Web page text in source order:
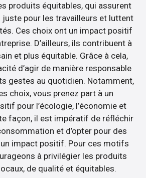
produits équitables, qui assurent
juste pour les travailleurs et luttent
Ces choix ont un impact positif
D’ailleurs, ils contribuent à
et plus équitable. Grâce à cela,
d’agir de manière responsable
gestes au quotidien. Notamment,
choix, vous prenez part à un
pour l’écologie, l’économie et
façon, il est impératif de réfléchir
et d’opter pour des
impact positif. Pour ces motifs
à privilégier les produits
de qualité et équitables.